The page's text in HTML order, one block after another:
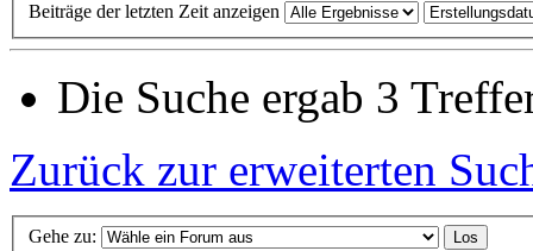
Beiträge der letzten Zeit anzeigen
Die Suche ergab 3
Zurück zur erweiterten
Gehe zu: